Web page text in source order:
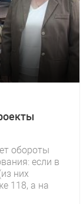
обороты
если в
них
118, а на